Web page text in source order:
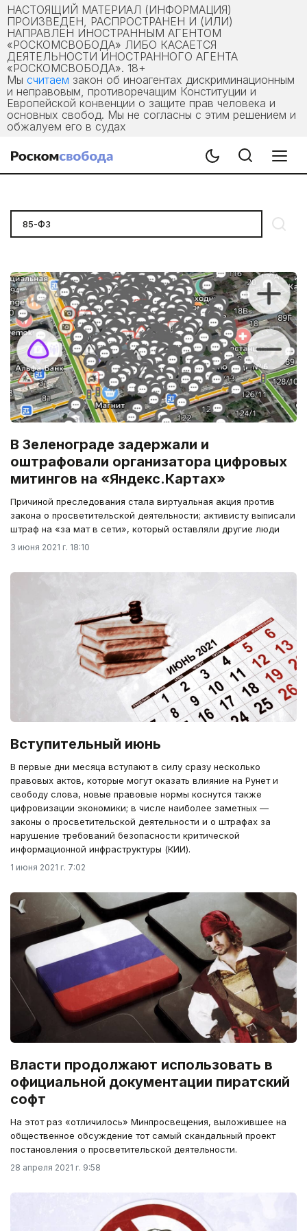
НАСТОЯЩИЙ МАТЕРИАЛ (ИНФОРМАЦИЯ)
ПРОИЗВЕДЕН, РАСПРОСТРАНЕН И (ИЛИ)
НАПРАВЛЕН ИНОСТРАННЫМ АГЕНТОМ
«РОСКОМСВОБОДА» ЛИБО КАСАЕТСЯ
ДЕЯТЕЛЬНОСТИ ИНОСТРАННОГО АГЕНТА
«РОСКОМСВОБОДА». 18+
Мы считаем закон об иноагентах дискриминационным
и неправовым, противоречащим Конституции и
Европейской конвенции о защите прав человека и
основных свобод. Мы не согласны с этим решением и
обжалуем его в судах
В Зеленограде задержали и
оштрафовали организатора цифровых
митингов на «Яндекс.Картах»
Причиной преследования стала виртуальная акция против
закона о просветительской деятельности; активисту выписали
штраф на «за мат в сети», который оставляли другие люди
3 июня 2021 г. 18:10
Вступительный июнь
В первые дни месяца вступают в силу сразу несколько
правовых актов, которые могут оказать влияние на Рунет и
свободу слова, новые правовые нормы коснутся также
цифровизации экономики; в числе наиболее заметных —
законы о просветительской деятельности и о штрафах за
нарушение требований безопасности критической
информационной инфраструктуры (КИИ).
1 июня 2021 г. 7:02
Власти продолжают использовать в
официальной документации пиратский
софт
На этот раз «отличилось» Минпросвещения, выложившее на
общественное обсуждение тот самый скандальный проект
постановления о просветительской деятельности.
28 апреля 2021 г. 9:58